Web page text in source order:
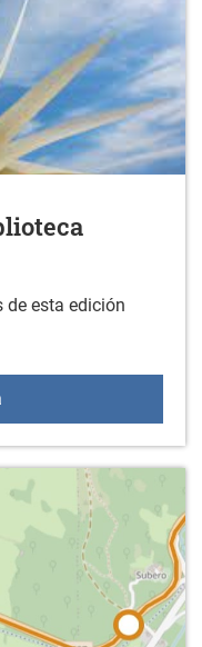
de esta edición
Nuevos libros en la